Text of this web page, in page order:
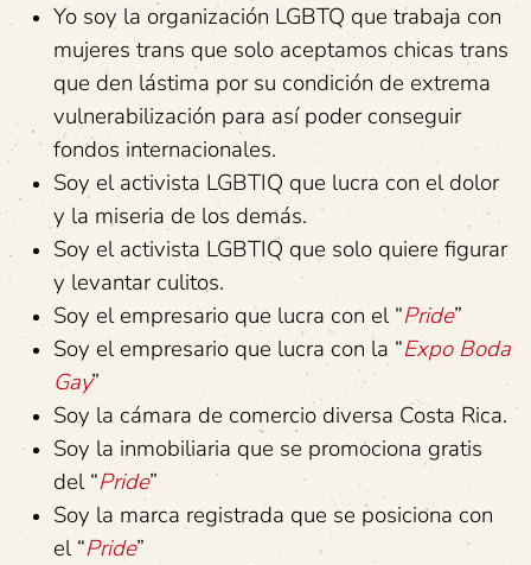
Yo soy la organización LGBTQ que trabaja con
mujeres trans que solo aceptamos chicas trans
que den lástima por su condición de extrema
vulnerabilización para así poder conseguir
fondos internacionales.
Soy el activista LGBTIQ que lucra con el dolor
y la miseria de los demás.
Soy el activista LGBTIQ que solo quiere figurar
y levantar culitos.
Soy el empresario que lucra con el “Pride”
Soy el empresario que lucra con la “Expo Boda
Gay”
Soy la cámara de comercio diversa Costa Rica.
Soy la inmobiliaria que se promociona gratis
del “Pride”
Soy la marca registrada que se posiciona con
el “Pride”